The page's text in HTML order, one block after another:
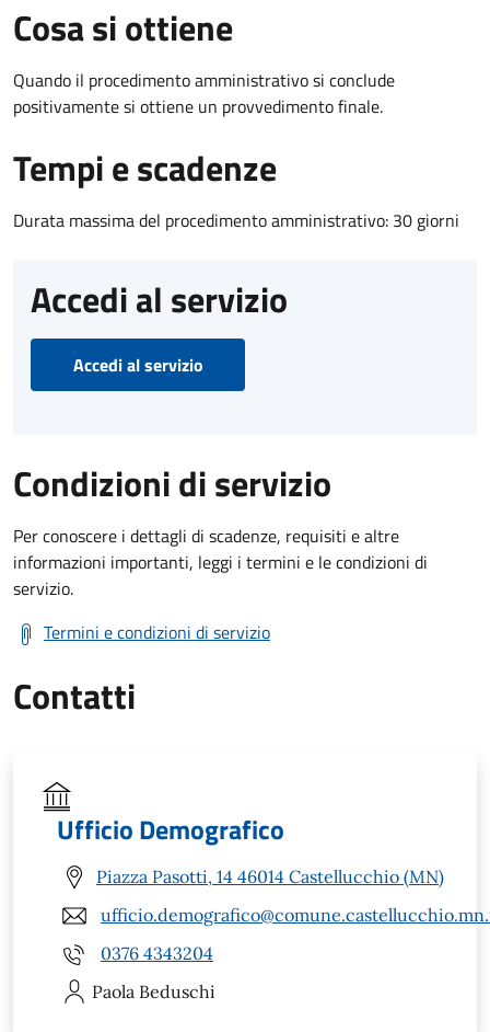
Cosa si ottiene
Quando il procedimento amministrativo si conclude
positivamente si ottiene un provvedimento finale.
Tempi e scadenze
Durata massima del procedimento amministrativo: 30 giorni
Accedi al servizio
Accedi al servizio
Condizioni di servizio
Per conoscere i dettagli di scadenze, requisiti e altre
informazioni importanti, leggi i termini e le condizioni di
servizio.
Termini e condizioni di servizio
Contatti
Ufficio Demografico
Piazza Pasotti, 14 46014 Castellucchio (MN)
0376 4343204
Paola Beduschi